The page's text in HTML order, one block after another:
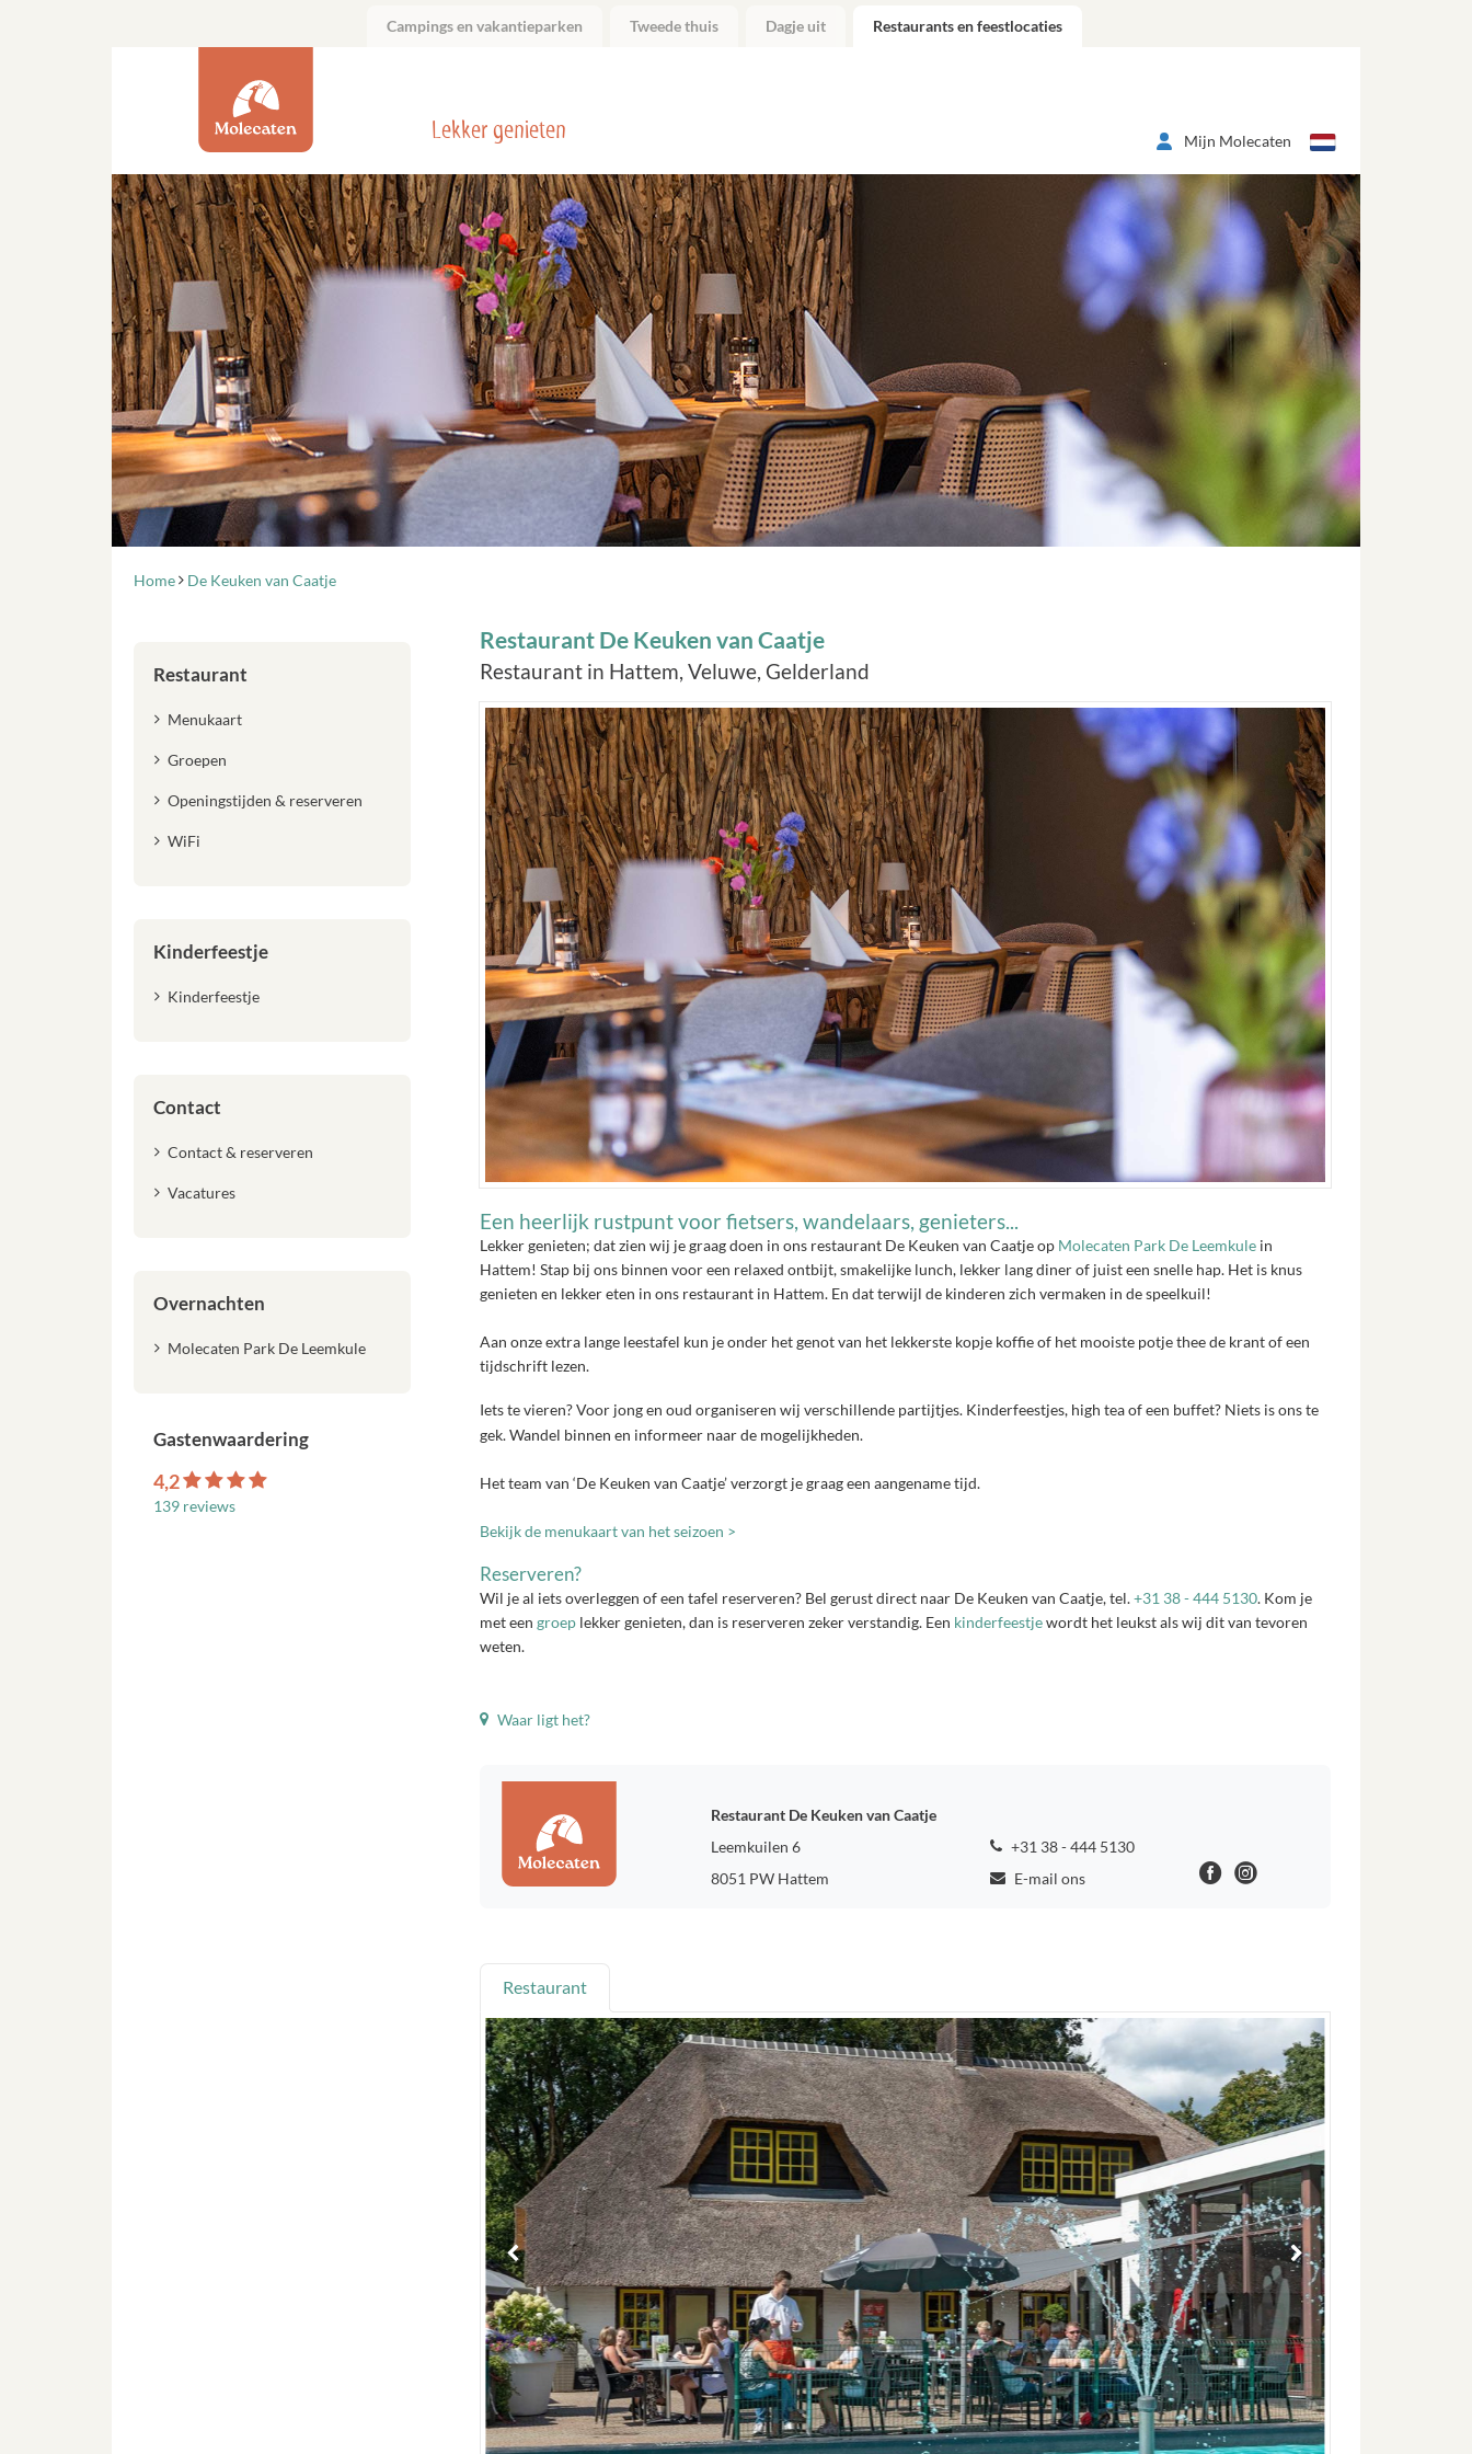
Campings en vakantieparken Tweede thuis Dagje uit Restaurants en feestlocaties
Lekker genieten Mijn Molecaten
Home De Keuken van Caatje
Restaurant De Keuken van Caatje
Restaurant in Hattem, Veluwe, Gelderland
Een heerlijk rustpunt voor fietsers, wandelaars, genieters...
Lekker genieten; dat zien wij je graag doen in ons restaurant De Keuken van Caatje op Molecaten Park De Leemkulein
Hattem! Stap bij ons binnen voor een relaxed ontbijt, smakelijke lunch, lekker lang diner of juist een snelle hap. Het is knus
genieten en lekker eten in ons restaurant in Hattem. En dat terwijl de kinderen zich vermaken in de speelkuil!
Aan onze extra lange leestafel kun je onder het genot van het lekkerste kopje koffie of het mooiste potje thee de krant of een
tijdschrift lezen.
Iets te vieren? Voor jong en oud organiseren wij verschillende partijtjes. Kinderfeestjes, high tea of een buffet? Niets is ons te
gek. Wandel binnen en informeer naar de mogelijkheden.
Het team van ‘De Keuken van Caatje’ verzorgt je graag een aangename tijd.
Bekijk de menukaart van het seizoen >
Reserveren?
Wil je al iets overleggen of een tafel reserveren? Bel gerust direct naar De Keuken van Caatje, tel.+31 38 - 444 5130. Kom je
met een groeplekker genieten, dan is reserveren zeker verstandig. Een kinderfeestjewordt het leukst als wij dit van tevoren
weten.
Waar ligt het?
Restaurant De Keuken van Caatje
Leemkuilen 6
8051 PW Hattem
+31 38 - 444 5130
E-mail ons
Restaurant
Restaurant
Menukaart
Groepen
Openingstijden & reserveren
WiFi
Kinderfeestje
Kinderfeestje
Contact
Contact & reserveren
Vacatures
Overnachten
Molecaten Park De Leemkule
Gastenwaardering
4,2
139 reviews